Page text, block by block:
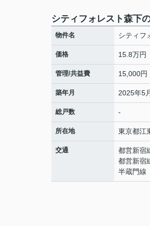
シティフォレスト森下
物件名 シティフ
価格 15.8万円
管理/共益費 15,000円
築年月 2025年5
総戸数 -
所在地 東京都江
交通 都営新宿
都営新宿
半蔵門線